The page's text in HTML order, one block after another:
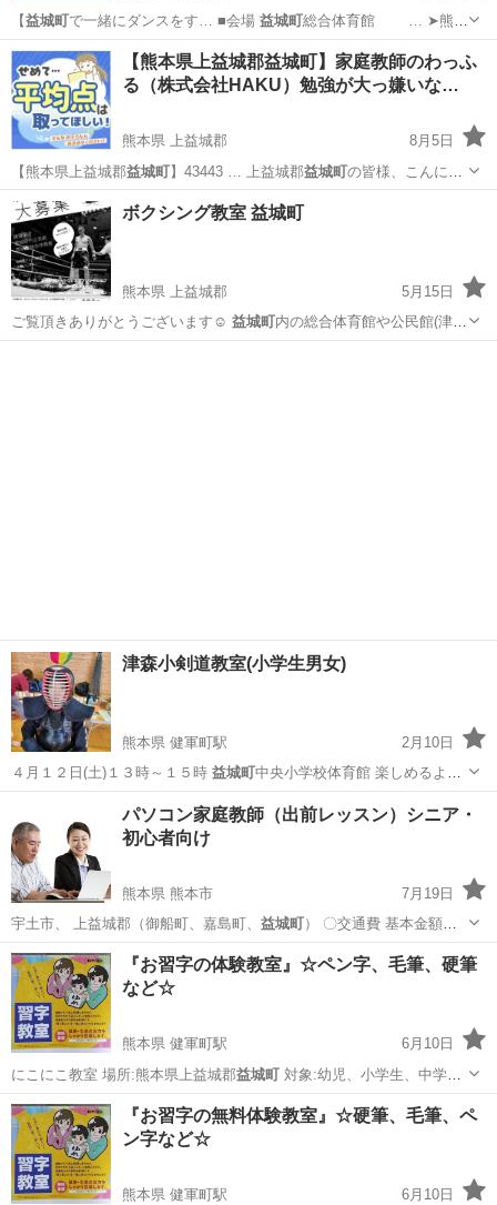
【益城町 で一緒にダンスをす… ■会場 益城町総合体育館 … ➤熊本
県上益城郡益城町木山236番地 …
熊本 上益城郡 ダンス 益城町
【熊本県上益城郡益城町】家庭教師のわっふ
る（株式会社HAKU）勉強が大っ嫌いな…
熊本県 上益城郡
8月5日
【熊本県上益城郡益城町 】43443 … 上益城郡益城町の皆様、こんにち
は… 😄 上益城郡益城町の勉強が大っ嫌いな…
熊本 上益城郡 益城町
ボクシング教室 益城町
熊本県 上益城郡
5月15日
ご覧頂きありがとうございます☺️ 益城町内の総合体育館や公民館(津森
分館、福田…
津森小剣道教室(小学生男女)
熊本県 健軍町駅
2月10日
４月１２日(土)１３時～１５時 益城町中央小学校体育館 楽しめるよう
な体験…
上益城郡 健軍町駅 その他 益城町
パソコン家庭教師（出前レッスン）シニア・
初心者向け
熊本県 熊本市
7月19日
宇土市、 上益城郡（御船町、嘉島町、 益城町） 〇交通費 基本金額：
20円…
熊本 熊本市 Windows総合 レッスン
『お習字の体験教室』☆ペン字、毛筆、硬筆
など☆
熊本県 健軍町駅
6月10日
にこにこ教室 場所:熊本県上益城郡益城町対象:幼児、小学生、中学
生、高校生…
熊本 上益城郡 健軍町駅 ペン字 習字
『お習字の無料体験教室』☆硬筆、毛筆、ペ
ン字など☆
熊本県 健軍町駅
6月10日